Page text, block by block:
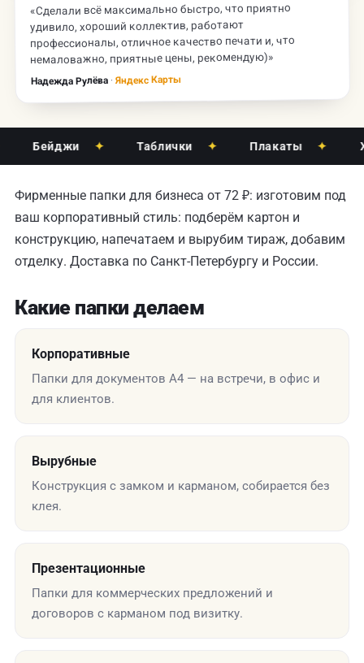
«Сделали всё максимально быстро, что приятно
удивило, хороший коллектив, работают
профессионалы, отличное качество печати и, что
немаловажно, приятные цены, рекомендую)»
Надежда Рулёва· Яндекс Карты
Бейджи ✦ Таблички ✦ Плакаты ✦
Фирменные папки для бизнеса от 72 ₽: изготовим под
ваш корпоративный стиль: подберём картон и
конструкцию, напечатаем и вырубим тираж, добавим
отделку. Доставка по Санкт-Петербургу и России.
Какие папки делаем
Корпоративные
Папки для документов А4 — на встречи, в офис и
для клиентов.
Вырубные
Конструкция с замком и карманом, собирается без
клея.
Презентационные
Папки для коммерческих предложений и
договоров с карманом под визитку.